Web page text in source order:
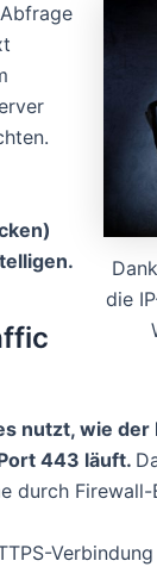
die
nutzt, wie der
443 läuft.
durch